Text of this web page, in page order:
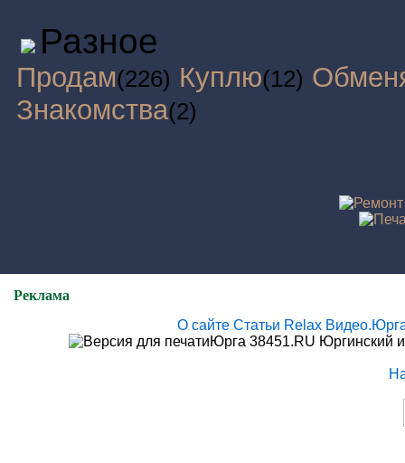
Разное
Продам(226) Куплю(12)
Знакомства(2)
Реклама
О сайте Статьи Relax
Юрга 38451.RU Юргинский